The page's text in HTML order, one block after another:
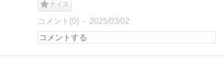
ナイス
コメント(0) 2025/03/02